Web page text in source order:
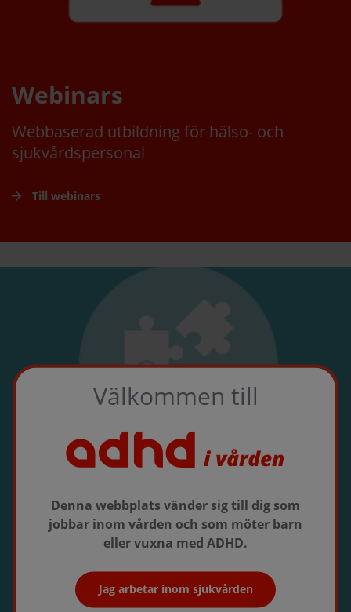
Webinars
Webbaserad utbildning för hälso- och
sjukvårdspersonal
Till webinars
Patientstöd
Hjälpmedel för både barn och vuxna
Välkommen till
Denna webbplats vänder sig till dig som
jobbar inom vården och som möter barn
eller vuxna med ADHD.
Jag arbetar inom sjukvården